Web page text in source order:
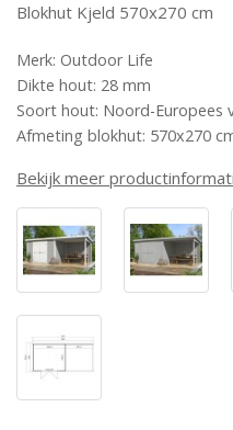
Blokhut Kjeld 570x270 cm
Merk: Outdoor Life
Dikte hout: 28 mm
Soort hout: Noord-Europees
Afmeting blokhut: 570x270
Bekijk meer